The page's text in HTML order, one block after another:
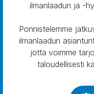
ilmanlaadun ja -
Ponnistelemme
ilmanlaadun
jotta voimme
taloudellisesti